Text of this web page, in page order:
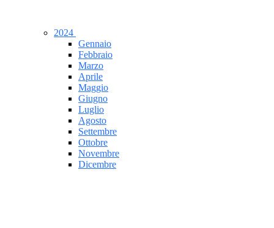
2024
Gennaio
Febbraio
Marzo
Aprile
Maggio
Giugno
Luglio
Agosto
Settembre
Ottobre
Novembre
Dicembre